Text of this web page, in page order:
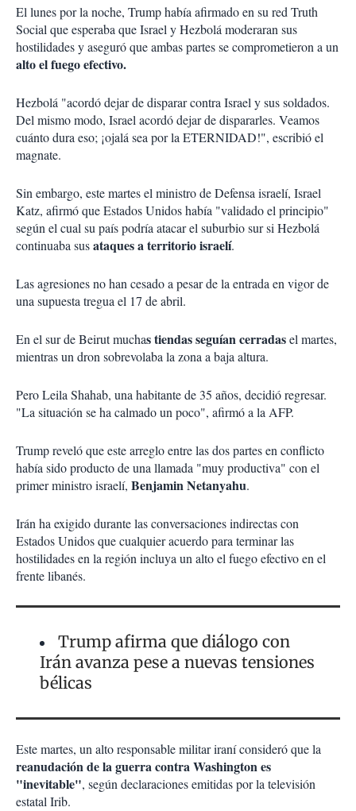
El lunes por la noche, Trump había afirmado en su red Truth
Social que esperaba que Israel y Hezbolá moderaran sus
hostilidades y aseguró que ambas partes se comprometieron a un
alto el fuego efectivo.
Hezbolá "acordó dejar de disparar contra Israel y sus soldados.
Del mismo modo, Israel acordó dejar de dispararles. Veamos
cuánto dura eso; ¡ojalá sea por la ETERNIDAD!", escribió el
magnate.
Sin embargo, este martes el ministro de Defensa israelí, Israel
Katz, afirmó que Estados Unidos había "validado el principio"
según el cual su país podría atacar el suburbio sur si Hezbolá
continuaba susataques a territorio israelí.
Las agresiones no han cesado a pesar de la entrada en vigor de
una supuesta tregua el 17 de abril.
En el sur de Beirut muchas tiendas seguían cerradasel martes,
mientras un dron sobrevolaba la zona a baja altura.
Pero Leila Shahab, una habitante de 35 años, decidió regresar.
"La situación se ha calmado un poco", afirmó a la AFP.
Trump reveló que este arreglo entre las dos partes en conflicto
había sido producto de una llamada "muy productiva" con el
primer ministro israelí, Benjamin Netanyahu.
Irán ha exigido durante las conversaciones indirectas con
Estados Unidos que cualquier acuerdo para terminar las
hostilidades en la región incluya un alto el fuego efectivo en el
frente libanés.
Trump afirma que diálogo con
Irán avanza pese a nuevas tensiones
bélicas
Este martes, un alto responsable militar iraní consideró que la
reanudación de la guerra contra Washington es
"inevitable", según declaraciones emitidas por la televisión
estatal Irib.